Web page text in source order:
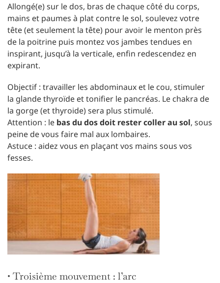
Allongé(e) sur le dos, bras de chaque côté du corps,
mains et paumes à plat contre le sol, soulevez votre
tête (et seulement la tête) pour avoir le menton près
de la poitrine puis montez vos jambes tendues en
inspirant, jusqu’à la verticale, enfin redescendez en
expirant.
Objectif : travailler les abdominaux et le cou, stimuler
la glande thyroïde et tonifier le pancréas. Le chakra de
la gorge (et thyroide) sera plus stimulé.
Attention : le bas du dos doit rester coller au sol, sous
peine de vous faire mal aux lombaires.
Astuce : aidez vous en plaçant vos mains sous vos
fesses.
• Troisième mouvement : l’arc